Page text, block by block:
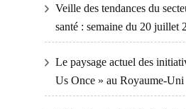
Veille des tendances du
santé : semaine du 20 juillet
Le paysage actuel des
Us Once » au Royaume-Uni